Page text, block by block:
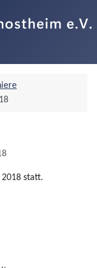
statt.